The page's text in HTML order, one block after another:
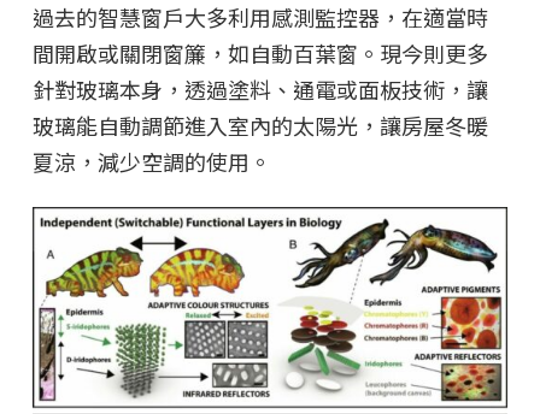
過去的智慧窗戶大多利用感測監控器，在適當時
間開啟或關閉窗簾，如自動百葉窗。現今則更多
針對玻璃本身，透過塗料、通電或面板技術，讓
玻璃能自動調節進入室內的太陽光，讓房屋冬暖
夏涼，減少空調的使用。